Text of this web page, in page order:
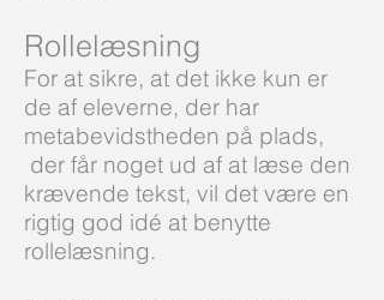
Rollelæsning
For at sikre, at det ikke kun er
de af eleverne, der har
metabevidstheden på plads,
der får noget ud af at læse den
krævende tekst, vil det være en
rigtig god idé at benytte
rollelæsning.